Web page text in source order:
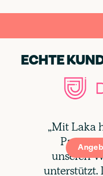
ECHTE
„Mit Laka
Partner
unseren
unterstützt.